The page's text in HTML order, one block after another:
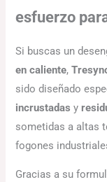
esfuerzo
Si buscas un
en caliente,
sido diseñado
incrustadas y
sometidas a altas
fogones
Gracias a su